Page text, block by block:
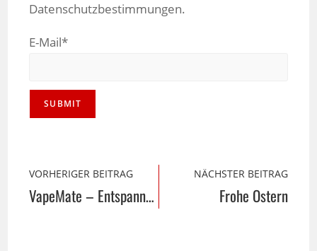
Datenschutzbestimmungen.
E-Mail*
VORHERIGER BEITRAG
VapeMate – Entspannung zum Dampfen
NÄCHSTER BEITRAG
Frohe Ostern